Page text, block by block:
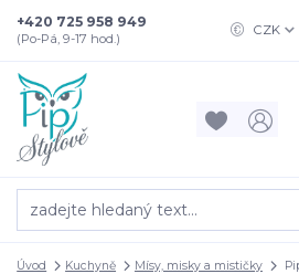
CZK
+420 725 958 949
(Po-Pá, 9-17 hod.)
Úvod Kuchyně Mísy, misky a mističky